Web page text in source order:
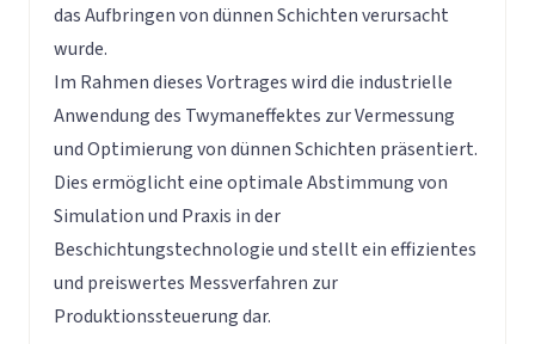
das Aufbringen von dünnen Schichten verursacht
wurde.
Im Rahmen dieses Vortrages wird die industrielle
Anwendung des Twymaneffektes zur Vermessung
und Optimierung von dünnen Schichten präsentiert.
Dies ermöglicht eine optimale Abstimmung von
Simulation und Praxis in der
Beschichtungstechnologie und stellt ein effizientes
und preiswertes Messverfahren zur
Produktionssteuerung dar.